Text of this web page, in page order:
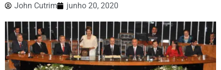
John Cutrim junho 20, 2020